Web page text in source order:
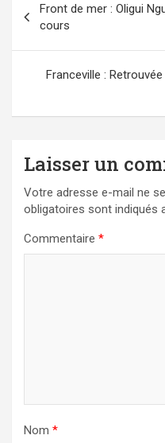
de
l’article
Front de mer : Oligui
cours
Franceville :
Laisser un
Votre adresse e-mail ne
obligatoires sont indiqués
Commentaire *
Nom *